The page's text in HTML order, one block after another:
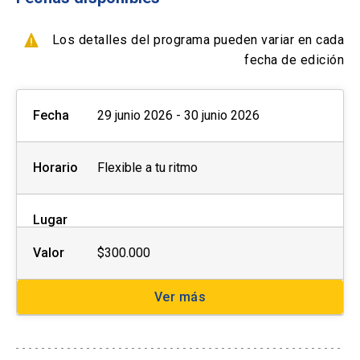
Formas de pago por empresas:
- Con ficha de inscripción y Orden de compra
Los detalles del programa pueden variar en cada
fecha de edición
Fecha 29 junio 2026 - 30 junio 2026
Horario Flexible a tu ritmo
Lugar
Valor $300.000
Ver más